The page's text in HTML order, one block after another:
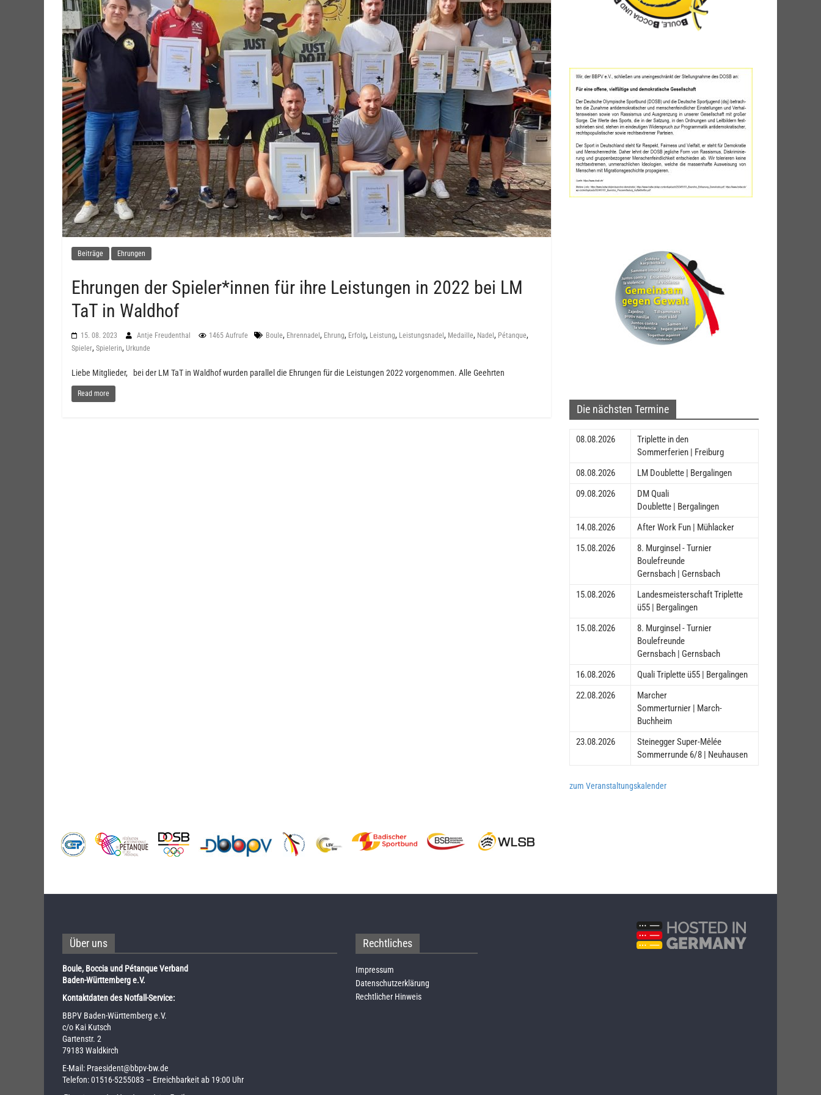
Beiträge Ehrungen
Ehrungen der Spieler*innen für ihre Leistungen in 2022 bei LM
TaT in Waldhof
15. 08. 2023 Antje Freudenthal 1465 Aufrufe Boule, Ehrennadel , Ehrung, Erfolg, Leistung, Leistungsnadel , Medaille, Nadel , Pétanque,
Spieler, Spielerin, Urkunde
Liebe Mitglieder, bei der LM TaT in Waldhof wurden parallel die Ehrungen für die Leistungen 2022 vorgenommen. Alle Geehrten
Read more
Die nächsten Termine
08.08.2026
Triplette in den
Sommerferien | Freiburg
08.08.2026
LM Doublette | Bergalingen
09.08.2026
DM Quali
Doublette | Bergalingen
14.08.2026
After Work Fun | Mühlacker
15.08.2026
8. Murginsel - Turnier
Boulefreunde
Gernsbach | Gernsbach
15.08.2026
Landesmeisterschaft Triplette
ü55 | Bergalingen
15.08.2026
8. Murginsel - Turnier
Boulefreunde
Gernsbach | Gernsbach
16.08.2026
Quali Triplette ü55 | Bergalingen
22.08.2026
Marcher
Sommerturnier | March-
Buchheim
23.08.2026
Steinegger Super-Mêlée
Sommerrunde 6/8 | Neuhausen
zum Veranstaltungskalender
Über uns
Boule, Boccia und Pétanque Verband
Baden-Württemberg e.V.
Kontaktdaten des Notfall-Service:
BBPV Baden-Württemberg e.V.
c/o Kai Kutsch
Gartenstr. 2
79183 Waldkirch
E-Mail: Praesident@bbpv-bw.de
Telefon:01516-5255083 – Erreichbarkeit ab 19:00 Uhr
Rechtliches
Impressum
Datenschutzerklärung
Rechtlicher Hinweis